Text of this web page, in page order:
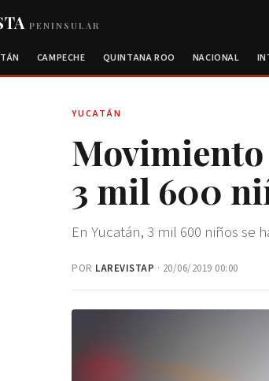
PENINSULAR
CAMPECHE QUINTANA ROO NACIONAL
YUCATÁN
3 mil 600
En Yucatán, 3 mil 600 niños
POR LAREVISTAP · 20/06/2019 00:00